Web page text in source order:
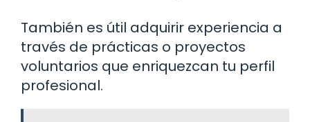
También es útil adquirir experiencia a
través de prácticas o proyectos
voluntarios que enriquezcan tu perfil
profesional.